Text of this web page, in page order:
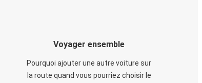
Voyager ensemble
Pourquoi ajouter une autre voiture sur
la route quand vous pourriez choisir le